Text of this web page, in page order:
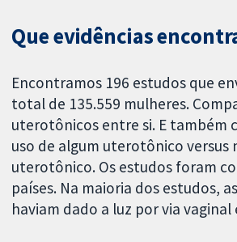
Que evidências
Encontramos 196 estudos que
total de 135.559 mulheres.
uterotônicos entre si. E também
uso de algum uterotônico versus
uterotônico. Os estudos foram
países. Na maioria dos estudos,
haviam dado a luz por via